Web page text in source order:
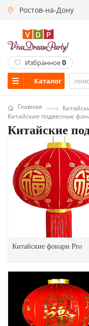
Ростов-на-Дону
Каталог
Избранное0
Главная
Китайские подвесные
Китайские
Китайские фонари Pro